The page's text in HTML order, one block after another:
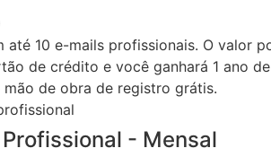
até 10 e-mails profissionais. O valor
de crédito e você ganhará 1 ano
de obra de registro grátis.
- Mensal